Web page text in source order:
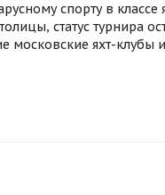
спорту в классе
статус турнира
московские яхт-клубы